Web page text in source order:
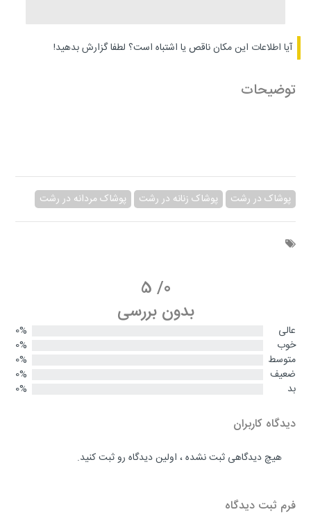
آیا اطلاعات این مکان ناقص یا اشتباه است؟ لطفا گزارش بدهید!
توضیحات
پوشاک در رشت پوشاک زنانه در رشت پوشاک مردانه در رشت
0
/
5
بدون بررسی
عالی
0%
خوب
0%
متوسط
0%
ضعیف
0%
بد
0%
دیدگاه کاربران
هیچ دیدگاهی ثبت نشده ، اولین دیدگاه رو ثبت کنید.
فرم ثبت دیدگاه